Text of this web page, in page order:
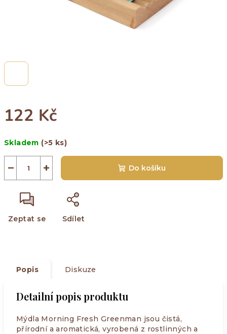
122 Kč
cena:
Skladem (>5 ks)
+
− Do košíku
Zeptat se Sdílet
Popis Diskuze
Detailní popis produktu
Mýdla Morning Fresh Greenman jsou čistá,
přírodní a aromatická, vyrobená z rostlinných a